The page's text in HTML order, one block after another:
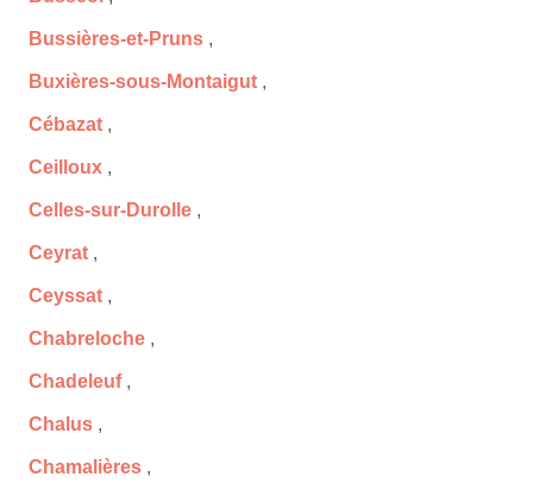
Bussières-et-Pruns ,
Buxières-sous-Montaigut ,
Cébazat ,
Ceilloux ,
Celles-sur-Durolle ,
Ceyrat ,
Ceyssat ,
Chabreloche ,
Chadeleuf,
Chalus ,
Chamalières ,